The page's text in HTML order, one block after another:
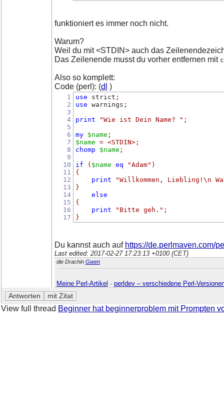
funktioniert es immer noch nicht.
Warum?
Weil du mit <STDIN> auch das
Das Zeilenende musst du vorher entfernen mit
Also so komplett:
Code (perl): (dl )
1
2
3
4
5
6
7
8
9
10
11
12
13
14
15
16
17
use strict ;
use warnings ;
print
"Wie ist Dein Name? " ;
my
$name ;
$name = <STDIN>;
chomp
$name ;
if
( $name eq "Adam" )
{
print
"Willkommen, Liebling!\n
}
else
{
print
"Bitte geh." ;
}
Du kannst auch auf https://de.perlmaven.com/
Last edited: 2017-02-27 17:23:13 +0100 (CET)
die Drachin Gwen
Meine Perl-Artikel · perldev – verschiedene Perl-
View full thread Beginner hat beginnerproblem mit Prompten